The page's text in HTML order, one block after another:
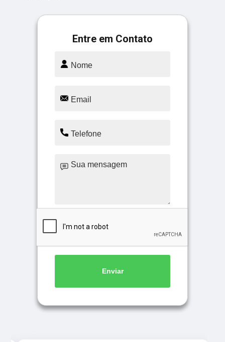
Entre em Contato
Enviar